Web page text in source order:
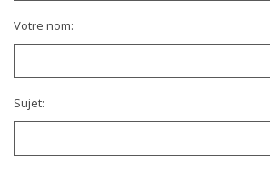
Votre nom:
Sujet: